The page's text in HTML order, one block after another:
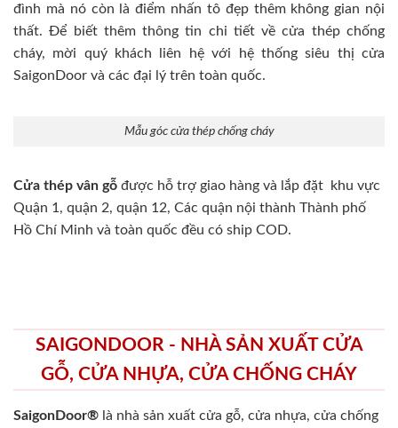
đình mà nó còn là điểm nhấn tô đẹp thêm không gian nội
thất. Để biết thêm thông tin chi tiết về cửa thép chống
cháy, mời quý khách liên hệ với hệ thống siêu thị cửa
SaigonDoor và các đại lý trên toàn quốc.
Mẫu góc cửa thép chống cháy
Cửa thép vân gỗ được hỗ trợ giao hàng và lắp đặt khu vực
Quận 1, quận 2, quận 12, Các quận nội thành Thành phố
Hồ Chí Minh và toàn quốc đều có ship COD.
SAIGONDOOR - NHÀ SẢN XUẤT CỬA
GỖ, CỬA NHỰA, CỬA CHỐNG CHÁY
SaigonDoor® là nhà sản xuất cửa gỗ, cửa nhựa, cửa chống